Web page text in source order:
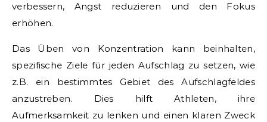
verbessern, Angst reduzieren und den Fokus
erhöhen.
Das Üben von Konzentration kann beinhalten,
spezifische Ziele für jeden Aufschlag zu setzen, wie
z.B. ein bestimmtes Gebiet des Aufschlagfeldes
anzustreben. Dies hilft Athleten, ihre
Aufmerksamkeit zu lenken und einen klaren Zweck